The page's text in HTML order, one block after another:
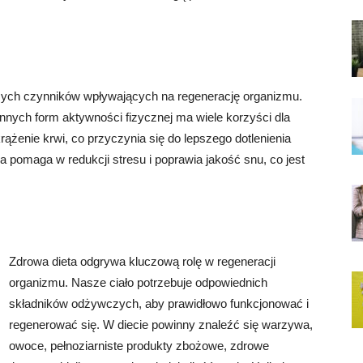
czynników wpływających na regenerację organizmu.
form aktywności fizycznej ma wiele korzyści dla
krwi, co przyczynia się do lepszego dotlenienia
pomaga w redukcji stresu i poprawia jakość snu, co jest
Zdrowa dieta odgrywa kluczową rolę w regeneracji
organizmu. Nasze ciało potrzebuje odpowiednich
składników odżywczych, aby prawidłowo funkcjonować i
regenerować się. W diecie powinny znaleźć się warzywa,
owoce, pełnoziarniste produkty zbożowe, zdrowe